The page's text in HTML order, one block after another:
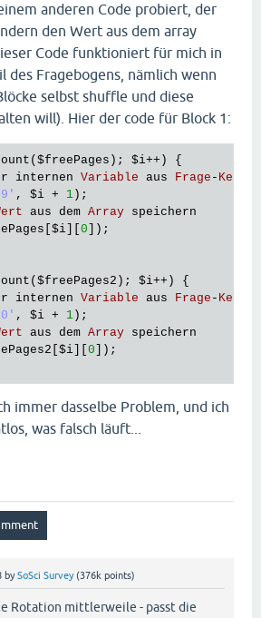
$freePages); $i++) {
wie oben
, $freePages[$i ] + 1);
1);
$freePages2
wie oben
, $freePages2 [ $i ] + 1
);
);
// Original-Abfolge
);
, 'C1done'
anderen Code probiert, der
den Wert aus dem array
Code funktioniert für mich in
des Fragebogens, nämlich wenn
selbst shuffle und diese
will). Hier der code für Block 1:
( $freePages ); $i++) {
internen Variable aus Frage -
, $i + 1 );
aus dem Array speichern
$i 0 ]);
( $freePages2 ); $i++) {
internen Variable aus Frage -
, $i + 1 );
aus dem Array speichern
$i 0 ]);
immer dasselbe Problem, und ich
was falsch läuft...
bySoSci Survey (376k points)
Rotation mittlerweile - passt die